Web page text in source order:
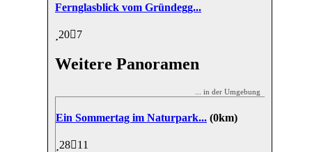
Fernglasblick vom Gründegg...
20 7
Weitere Panoramen
... in der Umgebung
Ein Sommertag im Naturpark... (0km)
28 11